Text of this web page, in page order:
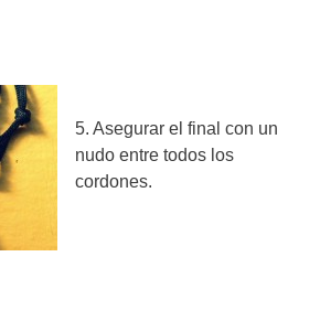
5. Asegurar el final con un
nudo entre todos los
cordones.